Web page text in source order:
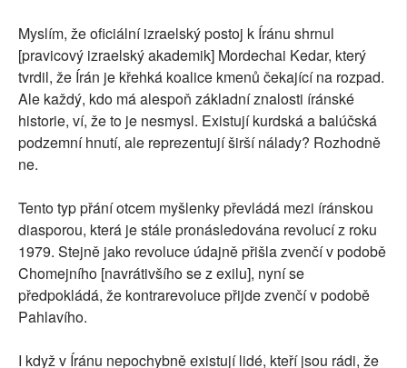
Myslím, že oficiální izraelský postoj k Íránu shrnul
[pravicový izraelský akademik] Mordechai Kedar, který
tvrdil, že Írán je křehká koalice kmenů čekající na rozpad.
Ale každý, kdo má alespoň základní znalosti íránské
historie, ví, že to je nesmysl. Existují kurdská a balúčská
podzemní hnutí, ale reprezentují širší nálady? Rozhodně
ne.
Tento typ přání otcem myšlenky převládá mezi íránskou
diasporou, která je stále pronásledována revolucí z roku
1979. Stejně jako revoluce údajně přišla zvenčí v podobě
Chomejního [navrátivšího se z exilu], nyní se
předpokládá, že kontrarevoluce přijde zvenčí v podobě
Pahlavího.
I když v Íránu nepochybně existují lidé, kteří jsou rádi, že